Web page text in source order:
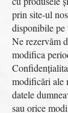
prin site-ul
disponibile
Ne rezervăm
modifica
modificări ale
datele
sau orice